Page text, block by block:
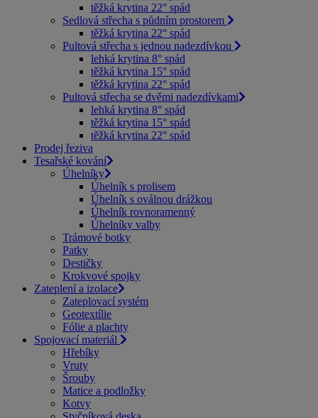
těžká krytina 22° spád
Sedlová střecha s půdním prostorem
těžká krytina 22° spád
Pultová střecha s jednou nadezdívkou
lehká krytina 8° spád
těžká krytina 15° spád
těžká krytina 22° spád
Pultová střecha se dvěmi nadezdívkami
lehká krytina 8° spád
těžká krytina 15° spád
těžká krytina 22° spád
Prodej řeziva
Tesařské kování
Úhelníky
Úhelník s prolisem
Úhelník s oválnou drážkou
Úhelník rovnoramenný
Úhelníky valby
Trámové botky
Patky
Destičky
Krokvové spojky
Zateplení a izolace
Zateplovací systém
Geotextílie
Fólie a plachty
Spojovací materiál
Hřebíky
Vruty
Šrouby
Matice a podložky
Kotvy